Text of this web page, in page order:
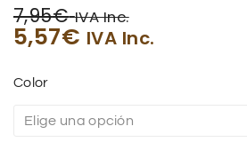
7,95€ IVA Inc.
5,57€ IVA Inc.
Color